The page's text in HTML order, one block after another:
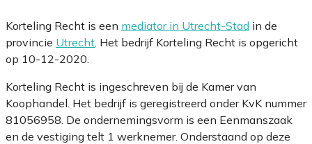
Korteling Recht is een mediator in Utrecht-Stad in de
provincie Utrecht . Het bedrijf Korteling Recht is opgericht
op 10-12-2020.
Korteling Recht is ingeschreven bij de Kamer van
Koophandel. Het bedrijf is geregistreerd onder KvK nummer
81056958. De ondernemingsvorm is een Eenmanszaak
en de vestiging telt 1 werknemer. Onderstaand op deze